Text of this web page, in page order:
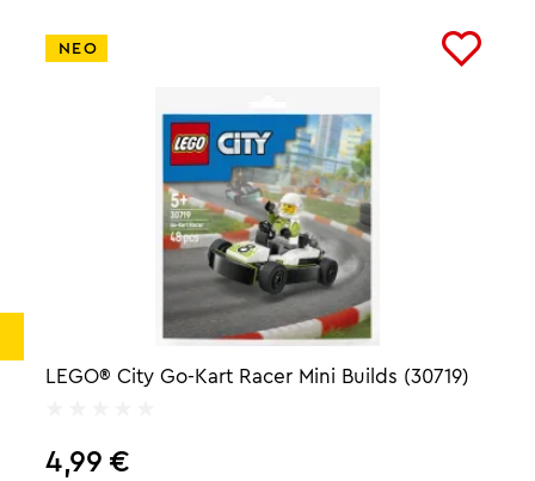
ΝΕΟ
LEGO® City Go-Kart Racer Mini Builds (30719)
4,99 €